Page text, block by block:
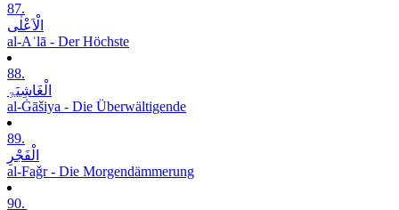
87.
الْاَعْلٰی
al-Aʿlā - Der Höchste
88.
الْغَاشِیَۃِ
al-Ġāšiya - Die Überwältigende
89.
الْفَجْرِ
al-Faǧr - Die Morgendämmerung
90.